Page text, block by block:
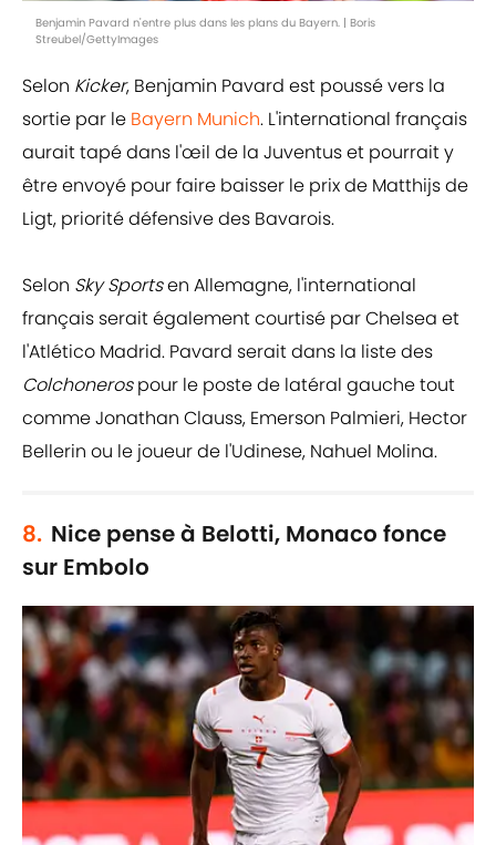
Benjamin Pavard n'entre plus dans les plans du Bayern. | Boris
Streubel/GettyImages
Selon Kicker, Benjamin Pavard est poussé vers la
sortie par le Bayern Munich. L'international français
aurait tapé dans l'œil de la Juventus et pourrait y
être envoyé pour faire baisser le prix de Matthijs de
Ligt, priorité défensive des Bavarois.
Selon Sky Sportsen Allemagne, l'international
français serait également courtisé par Chelsea et
l'Atlético Madrid. Pavard serait dans la liste des
Colchonerospour le poste de latéral gauche tout
comme Jonathan Clauss, Emerson Palmieri, Hector
Bellerin ou le joueur de l'Udinese, Nahuel Molina.
8. Nice pense à Belotti, Monaco fonce
sur Embolo